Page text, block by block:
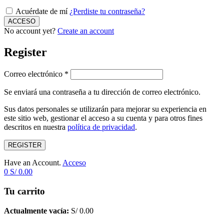
Acuérdate de mí¿Perdiste tu contraseña?
No account yet? Create an account
Register
Correo electrónico *
Se enviará una contraseña a tu dirección de correo electrónico.
Sus datos personales se utilizarán para mejorar su experiencia en
este sitio web, gestionar el acceso a su cuenta y para otros fines
descritos en nuestra política de privacidad.
REGISTER
Have an Account. Acceso
0 S/0.00
Tu carrito
Actualmente vacía: S/0.00